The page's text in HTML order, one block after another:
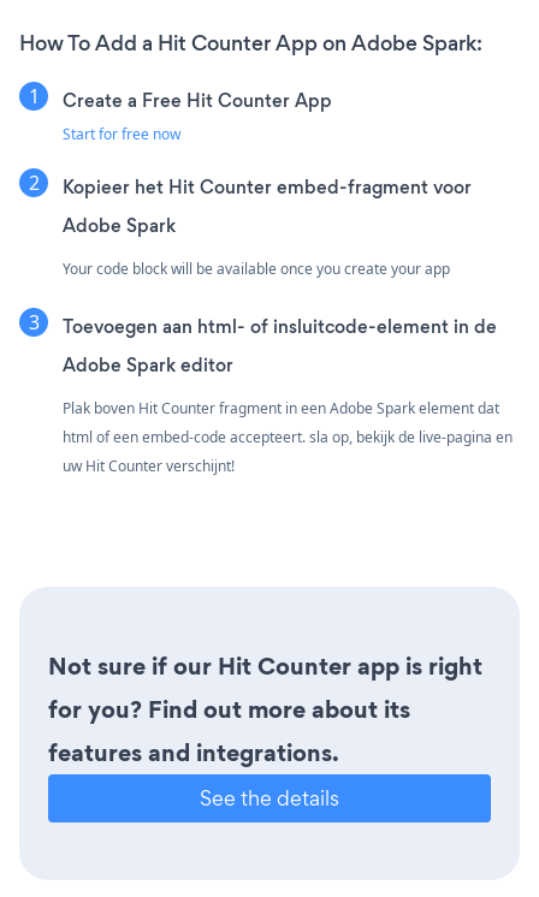
How To Add a Hit Counter App on Adobe Spark:
Create a Free Hit Counter App
Start for free now
Kopieer het Hit Counter embed-fragment voor
Adobe Spark
Your code block will be available once you create your app
Toevoegen aan html- of insluitcode-element in de
Adobe Spark editor
Plak boven Hit Counter fragment in een Adobe Spark element dat
html of een embed-code accepteert. sla op, bekijk de live-pagina en
uw Hit Counter verschijnt!
Not sure if our Hit Counter app is right
for you? Find out more about its
features and integrations.
See the details